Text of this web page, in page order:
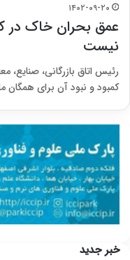
۱۴۰۲-۰۹-۲۰
عمق بحران خاک در
نیست
رئیس اتاق بازرگانی،
کمبود و نبود آن برای
خبر جدید